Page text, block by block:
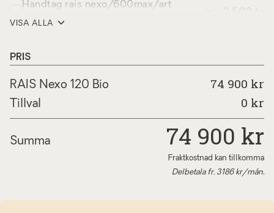
handtag rais nexo/600max/art
rostfri
corian vit
handtag rais nexo/600max/art
läder, brun
handtag rais nexo/600max/art
+1 850 kr
läder, svart
+2 300 kr
+2 850 kr
VISA ALLA
PRIS
RAIS Nexo 120 Bio 74 900 kr
Tillval 0 kr
Summa 74 900 kr
Fraktkostnad kan tillkomma
Delbetala fr. 3186kr/mån.